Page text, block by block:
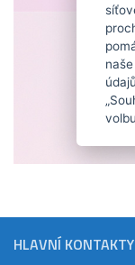
HLAVNÍ KONTAKTY